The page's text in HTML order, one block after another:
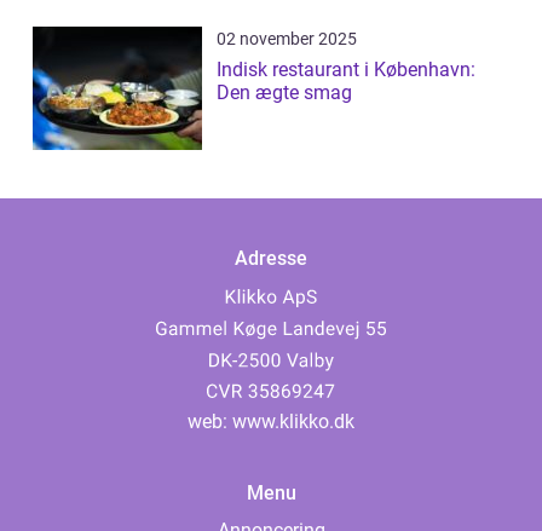
02 november 2025
Indisk restaurant i København:
Den ægte smag
Adresse
web: www.klikko.dk
Menu